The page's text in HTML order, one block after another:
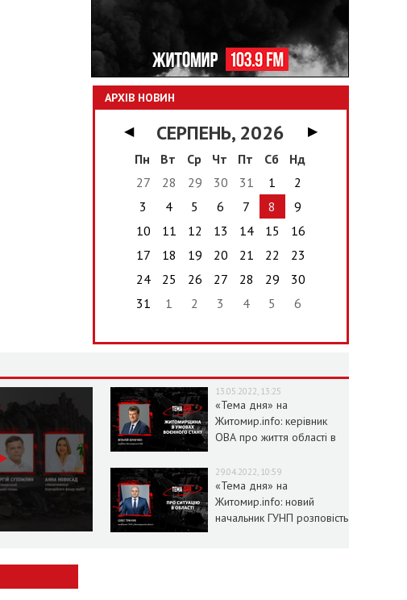
АРХІВ НОВИН
◀ СЕРПЕНЬ, 2026
▶
Пн
Вт Ср Чт Пт Сб
Нд
27
28 29 30 31 1
2
3
4 5 6 7 8
9
10
11 12 13 14 15
16
17
18 19 20 21 22
23
24
25 26 27 28 29
30
31
1 2 3 4 5 6
13.05.2022, 13:25
«Тема дня» на
Житомир.info: керівник
ОВА про життя області в
29.04.2022, 10:59
«Тема дня» на
Житомир.info: новий
начальник ГУНП розповість